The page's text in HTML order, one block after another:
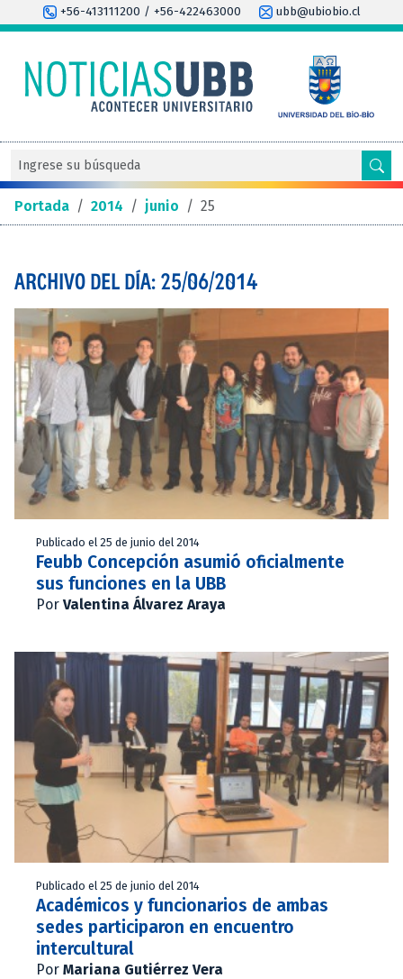
+56-413111200 / +56-422463000 ubb@ubiobio.cl
Portada / 2014 / junio / 25
ARCHIVO DEL DÍA: 25/06/2014
Publicado el 25 de junio del 2014
Feubb Concepción asumió oficialmente
sus funciones en la UBB
Por Valentina Álvarez Araya
Publicado el 25 de junio del 2014
Académicos y funcionarios de ambas
sedes participaron en encuentro
intercultural
Por Mariana Gutiérrez Vera